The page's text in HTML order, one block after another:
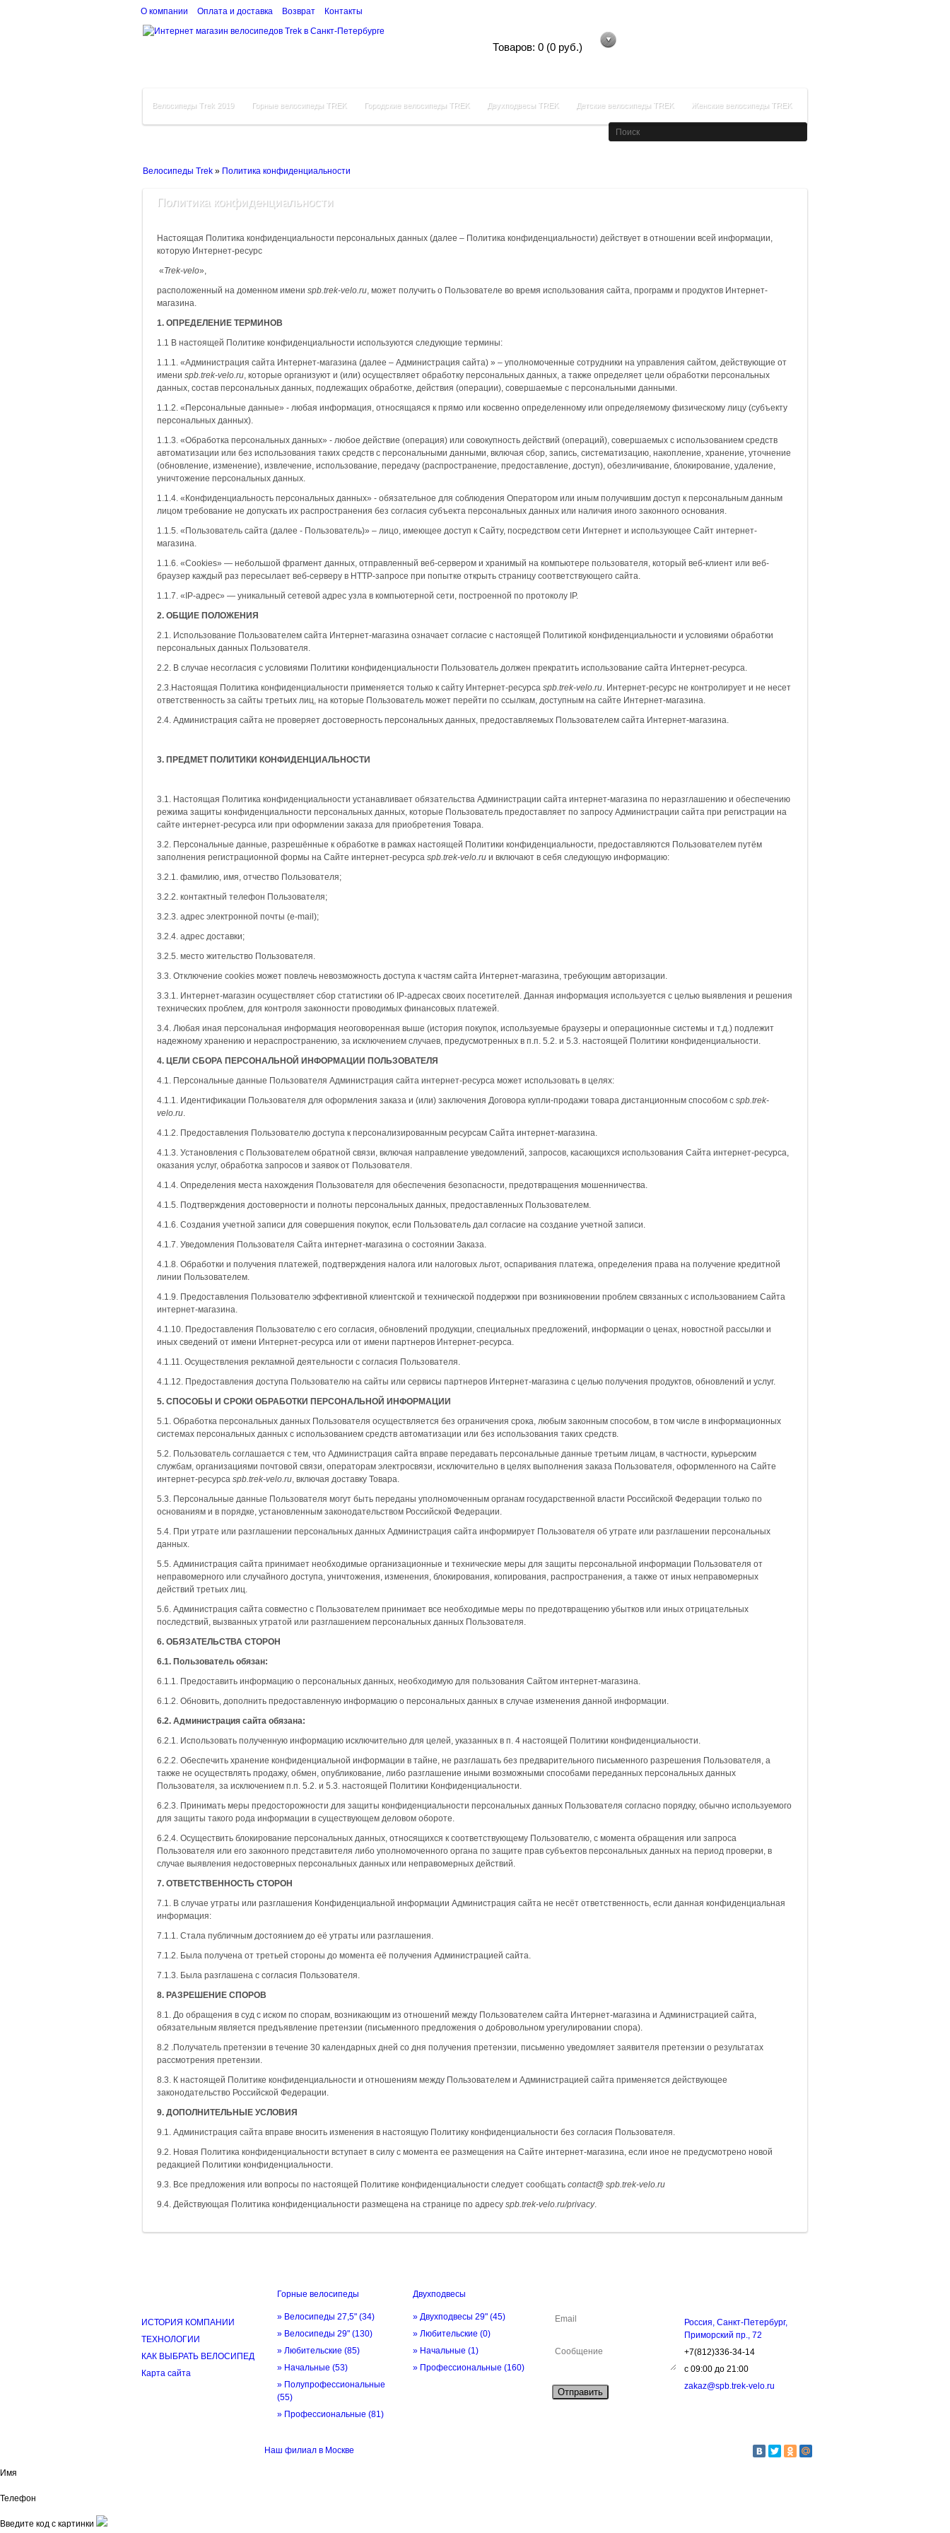
Товаров: 0 (0 руб.)
О компании Оплата и доставка Возврат Контакты
Велосипеды Trek 2019 Горные велосипеды TREK Городские велосипеды TREK Двухподвесы TREK Детские велосипеды TREK Женские велосипеды TREK
Велосипеды Trek » Политика конфиденциальности
Политика конфиденциальности
Настоящая Политика конфиденциальности персональных данных (далее – Политика конфиденциальности) действует в отношении всей информации,
которую Интернет-ресурс
«Trek-velo»,
расположенный на доменном имени spb.trek-velo.ru, может получить о Пользователе во время использования сайта, программ и продуктов Интернет-
магазина.
1. ОПРЕДЕЛЕНИЕ ТЕРМИНОВ
1.1 В настоящей Политике конфиденциальности используются следующие термины:
1.1.1. «Администрация сайта Интернет-магазина (далее – Администрация сайта) » – уполномоченные сотрудники на управления сайтом, действующие от
имени spb.trek-velo.ru, которые организуют и (или) осуществляет обработку персональных данных, а также определяет цели обработки персональных
данных, состав персональных данных, подлежащих обработке, действия (операции), совершаемые с персональными данными.
1.1.2. «Персональные данные» - любая информация, относящаяся к прямо или косвенно определенному или определяемому физическому лицу (субъекту
персональных данных).
1.1.3. «Обработка персональных данных» - любое действие (операция) или совокупность действий (операций), совершаемых с использованием средств
автоматизации или без использования таких средств с персональными данными, включая сбор, запись, систематизацию, накопление, хранение, уточнение
(обновление, изменение), извлечение, использование, передачу (распространение, предоставление, доступ), обезличивание, блокирование, удаление,
уничтожение персональных данных.
1.1.4. «Конфиденциальность персональных данных» - обязательное для соблюдения Оператором или иным получившим доступ к персональным данным
лицом требование не допускать их распространения без согласия субъекта персональных данных или наличия иного законного основания.
1.1.5. «Пользователь сайта (далее - Пользователь)» – лицо, имеющее доступ к Сайту, посредством сети Интернет и использующее Сайт интернет-
магазина.
1.1.6. «Cookies» — небольшой фрагмент данных, отправленный веб-сервером и хранимый на компьютере пользователя, который веб-клиент или веб-
браузер каждый раз пересылает веб-серверу в HTTP-запросе при попытке открыть страницу соответствующего сайта.
1.1.7. «IP-адрес» — уникальный сетевой адрес узла в компьютерной сети, построенной по протоколу IP.
2. ОБЩИЕ ПОЛОЖЕНИЯ
2.1. Использование Пользователем сайта Интернет-магазина означает согласие с настоящей Политикой конфиденциальности и условиями обработки
персональных данных Пользователя.
2.2. В случае несогласия с условиями Политики конфиденциальности Пользователь должен прекратить использование сайта Интернет-ресурса.
2.3.Настоящая Политика конфиденциальности применяется только к сайту Интернет-ресурса spb.trek-velo.ru. Интернет-ресурс не контролирует и не несет
ответственность за сайты третьих лиц, на которые Пользователь может перейти по ссылкам, доступным на сайте Интернет-магазина.
2.4. Администрация сайта не проверяет достоверность персональных данных, предоставляемых Пользователем сайта Интернет-магазина.
3. ПРЕДМЕТ ПОЛИТИКИ КОНФИДЕНЦИАЛЬНОСТИ
3.1. Настоящая Политика конфиденциальности устанавливает обязательства Администрации сайта интернет-магазина по неразглашению и обеспечению
режима защиты конфиденциальности персональных данных, которые Пользователь предоставляет по запросу Администрации сайта при регистрации на
сайте интернет-ресурса или при оформлении заказа для приобретения Товара.
3.2. Персональные данные, разрешённые к обработке в рамках настоящей Политики конфиденциальности, предоставляются Пользователем путём
заполнения регистрационной формы на Сайте интернет-ресурса spb.trek-velo.ru и включают в себя следующую информацию:
3.2.1. фамилию, имя, отчество Пользователя;
3.2.2. контактный телефон Пользователя;
3.2.3. адрес электронной почты (e-mail);
3.2.4. адрес доставки;
3.2.5. место жительство Пользователя.
3.3. Отключение cookies может повлечь невозможность доступа к частям сайта Интернет-магазина, требующим авторизации.
3.3.1. Интернет-магазин осуществляет сбор статистики об IP-адресах своих посетителей. Данная информация используется с целью выявления и решения
технических проблем, для контроля законности проводимых финансовых платежей.
3.4. Любая иная персональная информация неоговоренная выше (история покупок, используемые браузеры и операционные системы и т.д.) подлежит
надежному хранению и нераспространению, за исключением случаев, предусмотренных в п.п. 5.2. и 5.3. настоящей Политики конфиденциальности.
4. ЦЕЛИ СБОРА ПЕРСОНАЛЬНОЙ ИНФОРМАЦИИ ПОЛЬЗОВАТЕЛЯ
4.1. Персональные данные Пользователя Администрация сайта интернет-ресурса может использовать в целях:
4.1.1. Идентификации Пользователя для оформления заказа и (или) заключения Договора купли-продажи товара дистанционным способом с spb.trek-
velo.ru.
4.1.2. Предоставления Пользователю доступа к персонализированным ресурсам Сайта интернет-магазина.
4.1.3. Установления с Пользователем обратной связи, включая направление уведомлений, запросов, касающихся использования Сайта интернет-ресурса,
оказания услуг, обработка запросов и заявок от Пользователя.
4.1.4. Определения места нахождения Пользователя для обеспечения безопасности, предотвращения мошенничества.
4.1.5. Подтверждения достоверности и полноты персональных данных, предоставленных Пользователем.
4.1.6. Создания учетной записи для совершения покупок, если Пользователь дал согласие на создание учетной записи.
4.1.7. Уведомления Пользователя Сайта интернет-магазина о состоянии Заказа.
4.1.8. Обработки и получения платежей, подтверждения налога или налоговых льгот, оспаривания платежа, определения права на получение кредитной
линии Пользователем.
4.1.9. Предоставления Пользователю эффективной клиентской и технической поддержки при возникновении проблем связанных с использованием Сайта
интернет-магазина.
4.1.10. Предоставления Пользователю с его согласия, обновлений продукции, специальных предложений, информации о ценах, новостной рассылки и
иных сведений от имени Интернет-ресурса или от имени партнеров Интернет-ресурса.
4.1.11. Осуществления рекламной деятельности с согласия Пользователя.
4.1.12. Предоставления доступа Пользователю на сайты или сервисы партнеров Интернет-магазина с целью получения продуктов, обновлений и услуг.
5. СПОСОБЫ И СРОКИ ОБРАБОТКИ ПЕРСОНАЛЬНОЙ ИНФОРМАЦИИ
5.1. Обработка персональных данных Пользователя осуществляется без ограничения срока, любым законным способом, в том числе в информационных
системах персональных данных с использованием средств автоматизации или без использования таких средств.
5.2. Пользователь соглашается с тем, что Администрация сайта вправе передавать персональные данные третьим лицам, в частности, курьерским
службам, организациями почтовой связи, операторам электросвязи, исключительно в целях выполнения заказа Пользователя, оформленного на Сайте
интернет-ресурса spb.trek-velo.ru, включая доставку Товара.
5.3. Персональные данные Пользователя могут быть переданы уполномоченным органам государственной власти Российской Федерации только по
основаниям и в порядке, установленным законодательством Российской Федерации.
5.4. При утрате или разглашении персональных данных Администрация сайта информирует Пользователя об утрате или разглашении персональных
данных.
5.5. Администрация сайта принимает необходимые организационные и технические меры для защиты персональной информации Пользователя от
неправомерного или случайного доступа, уничтожения, изменения, блокирования, копирования, распространения, а также от иных неправомерных
действий третьих лиц.
5.6. Администрация сайта совместно с Пользователем принимает все необходимые меры по предотвращению убытков или иных отрицательных
последствий, вызванных утратой или разглашением персональных данных Пользователя.
6. ОБЯЗАТЕЛЬСТВА СТОРОН
6.1. Пользователь обязан:
6.1.1. Предоставить информацию о персональных данных, необходимую для пользования Сайтом интернет-магазина.
6.1.2. Обновить, дополнить предоставленную информацию о персональных данных в случае изменения данной информации.
6.2. Администрация сайта обязана:
6.2.1. Использовать полученную информацию исключительно для целей, указанных в п. 4 настоящей Политики конфиденциальности.
6.2.2. Обеспечить хранение конфиденциальной информации в тайне, не разглашать без предварительного письменного разрешения Пользователя, а
также не осуществлять продажу, обмен, опубликование, либо разглашение иными возможными способами переданных персональных данных
Пользователя, за исключением п.п. 5.2. и 5.3. настоящей Политики Конфиденциальности.
6.2.3. Принимать меры предосторожности для защиты конфиденциальности персональных данных Пользователя согласно порядку, обычно используемого
для защиты такого рода информации в существующем деловом обороте.
6.2.4. Осуществить блокирование персональных данных, относящихся к соответствующему Пользователю, с момента обращения или запроса
Пользователя или его законного представителя либо уполномоченного органа по защите прав субъектов персональных данных на период проверки, в
случае выявления недостоверных персональных данных или неправомерных действий.
7. ОТВЕТСТВЕННОСТЬ СТОРОН
7.1. В случае утраты или разглашения Конфиденциальной информации Администрация сайта не несёт ответственность, если данная конфиденциальная
информация:
7.1.1. Стала публичным достоянием до её утраты или разглашения.
7.1.2. Была получена от третьей стороны до момента её получения Администрацией сайта.
7.1.3. Была разглашена с согласия Пользователя.
8. РАЗРЕШЕНИЕ СПОРОВ
8.1. До обращения в суд с иском по спорам, возникающим из отношений между Пользователем сайта Интернет-магазина и Администрацией сайта,
обязательным является предъявление претензии (письменного предложения о добровольном урегулировании спора).
8.2 .Получатель претензии в течение 30 календарных дней со дня получения претензии, письменно уведомляет заявителя претензии о результатах
рассмотрения претензии.
8.3. К настоящей Политике конфиденциальности и отношениям между Пользователем и Администрацией сайта применяется действующее
законодательство Российской Федерации.
9. ДОПОЛНИТЕЛЬНЫЕ УСЛОВИЯ
9.1. Администрация сайта вправе вносить изменения в настоящую Политику конфиденциальности без согласия Пользователя.
9.2. Новая Политика конфиденциальности вступает в силу с момента ее размещения на Сайте интернет-магазина, если иное не предусмотрено новой
редакцией Политики конфиденциальности.
9.3. Все предложения или вопросы по настоящей Политике конфиденциальности следует сообщать contact@ spb.trek-velo.ru
9.4. Действующая Политика конфиденциальности размещена на странице по адресу spb.trek-velo.ru/privacy.
ИСТОРИЯ КОМПАНИИ
ТЕХНОЛОГИИ
КАК ВЫБРАТЬ ВЕЛОСИПЕД
Карта сайта
Горные велосипеды
» Велосипеды 27,5" (34)
» Велосипеды 29" (130)
» Любительские (85)
» Начальные (53)
» Полупрофессиональные
(55)
» Профессиональные (81)
Двухподвесы
» Двухподвесы 29" (45)
» Любительские (0)
» Начальные (1)
» Профессиональные (160)
Отправить
Россия, Санкт-Петербург,
Приморский пр., 72
+7(812)336-34-14
с 09:00 до 21:00
zakaz@spb.trek-velo.ru
Наш филиал в Москве
Имя
Телефон
Введите код с картинки